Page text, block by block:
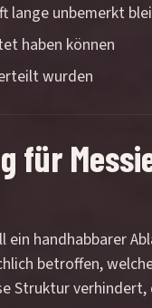
lange unbemerkt
haben können
wurden
handhabbarer
betroffen,
Struktur